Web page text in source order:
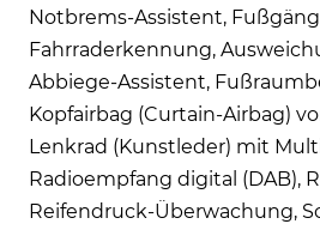
Notbrems-Assistent,
Fahrraderkennung,
Abbiege-Assistent,
Kopfairbag (Curtain-Airbag)
Lenkrad (Kunstleder) mit
Radioempfang digital (DAB),
Reifendruck-Überwachung,